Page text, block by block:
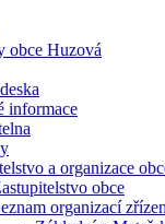
obce Huzová
informace
a organizace
obce
organizací